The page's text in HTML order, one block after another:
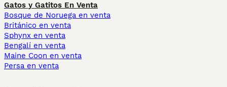
Gatos y Gatitos En Venta
Bosque de Noruega en venta
Británico en venta
Sphynx en venta
Bengalí en venta
Maine Coon en venta
Persa en venta